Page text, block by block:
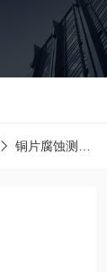
铜片腐蚀测定器